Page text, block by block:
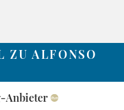
ZU ALFONSO
Anbieter